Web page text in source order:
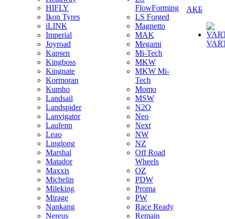
HIFLY
Ikon Tyres
iLINK
Imperial
Joyroad
Kapsen
Kingboss
Kingnate
Kormoran
Kumho
Landsail
Landspider
Lanvigator
Laufenn
Leao
Linglong
Marshal
Matador
Maxxis
Michelin
Mileking
Mirage
Nankang
Nereus
FlowForming
LS Forged
Magnetto
MAK
Megami
Mi-Tech
MKW
MKW Mi-
Tech
Momo
MSW
N2O
Neo
Next
NW
NZ
Off Road
Wheels
OZ
PDW
Proma
PW
Race Ready
Remain
АКБ